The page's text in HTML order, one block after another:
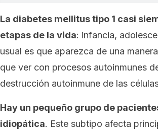
La diabetes mellitustipo 1 casi
etapas de la vida: infancia,
usual es que aparezca de una
que ver con procesos autoinmunes
destrucción autoinmune de las
Hay un pequeño grupo de
idiopática. Este subtipo afecta